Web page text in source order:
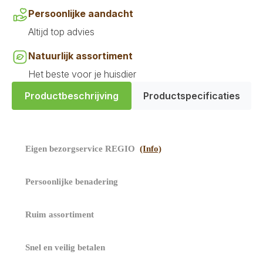
Persoonlijke aandacht
Altijd top advies
Natuurlijk assortiment
Het beste voor je huisdier
Productbeschrijving
Productspecificaties
Eigen bezorgservice REGIO (Info)
​ Persoonlijke benadering
Ruim assortiment
​ Snel en veilig betalen